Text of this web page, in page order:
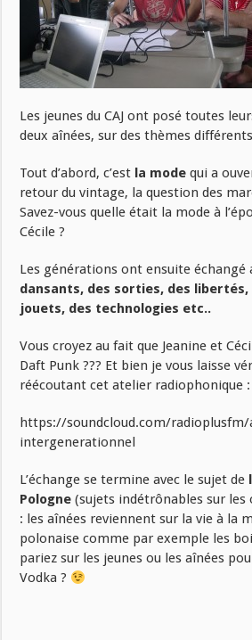
Les jeunes du CAJ ont posé toutes
deux aînées, sur des thèmes
Tout d’abord, c’est la mode qui a
retour du vintage, la question des
Savez-vous quelle était la mode à
Cécile ?
Les générations ont ensuite échangé
dansants, des sorties, des libertés,
jouets, des technologies etc..
Vous croyez au fait que Jeanine et
Daft Punk ??? Et bien je vous laisse
réécoutant cet atelier radiophonique :
https://soundcloud.com/
intergenerationnel
L’échange se termine avec le sujet de
Pologne (sujets indétrônables sur les
: les aînées reviennent sur la vie à la
polonaise comme par exemple les
pariez sur les jeunes ou les aînées
Vodka ?